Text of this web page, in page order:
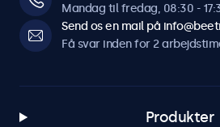
Mandag til fredag, 08:30 -
Send os en mail på
Få svar inden for 2
Produkter